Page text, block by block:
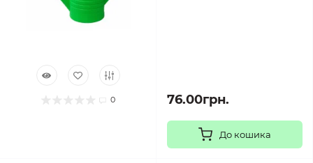
0 76.00грн.
До кошика